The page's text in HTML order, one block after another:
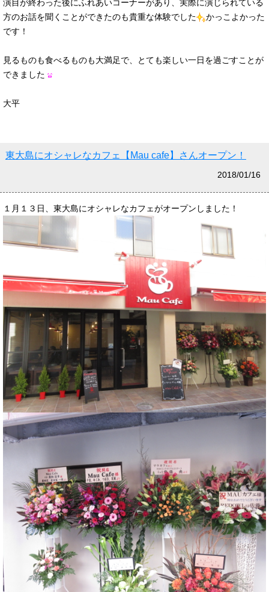
演目が終わった後にふれあいコーナーがあり、実際に演じられている
方のお話を聞くことができたのも貴重な体験でした
かっこよかった
です！
見るものも食べるものも大満足で、とても楽しい一日を過ごすことが
できました
大平
東大島にオシャレなカフェ【Mau cafe】さんオープン！
2018/01/16
１月１３日、東大島にオシャレなカフェがオープンしました！